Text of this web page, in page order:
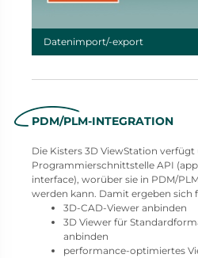
Datenimport/-export
PDM/PLM-INTEGRATION
Die Kisters 3D ViewStation verfügt
Programmierschnittstelle API
interface), worüber sie in PDM/
werden kann. Damit ergeben sich
3D-CAD-Viewer anbinden
3D Viewer für
anbinden
performance-optimiertes